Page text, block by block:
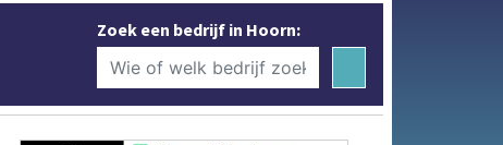
Zoek een bedrijf in Hoorn: